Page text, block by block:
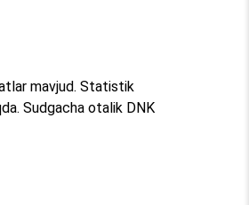
mavjud. Statistik
Sudgacha otalik DNK